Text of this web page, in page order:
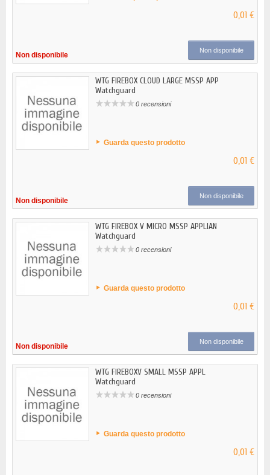
0,01 €
Non disponibile
Non disponibile
WTG FIREBOX CLOUD LARGE MSSP APP
Watchguard
0 recensioni
Guarda questo prodotto
0,01 €
Non disponibile
Non disponibile
WTG FIREBOX V MICRO MSSP APPLIAN
Watchguard
0 recensioni
Guarda questo prodotto
0,01 €
Non disponibile
Non disponibile
WTG FIREBOXV SMALL MSSP APPL
Watchguard
0 recensioni
Guarda questo prodotto
0,01 €